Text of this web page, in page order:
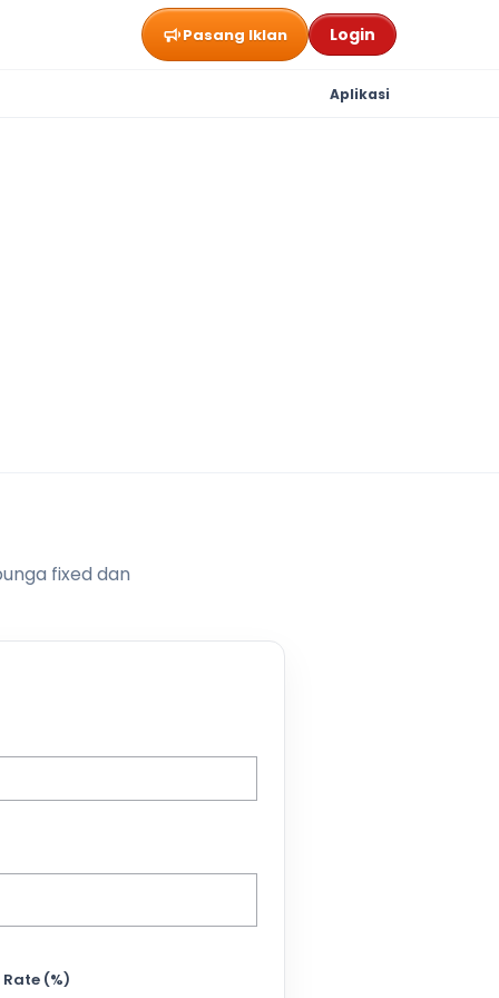
Pasang Iklan Login
Aplikasi
fixed dan
(%)